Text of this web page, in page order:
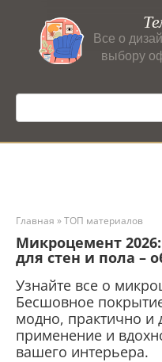
контенту
Все о
выбору
Поиск:
Главная »ТОП материалов
Микроцемент
для стен и пола –
Узнайте все о
Бесшовное
модно, практично и
применение и
вашего интерьера.